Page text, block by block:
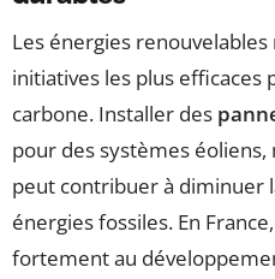
Les énergies
initiatives les plus efficaces
carbone. Installer des
pour des systèmes
peut contribuer à diminuer
énergies fossiles. En
fortement au